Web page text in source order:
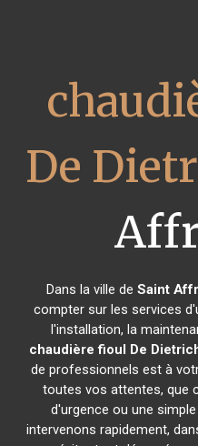
De
Dans la ville de Saint
compter sur les services
l'installation, la
chaudière fioul De
de professionnels est à
toutes vos attentes, que
d'urgence ou une
intervenons rapidement,